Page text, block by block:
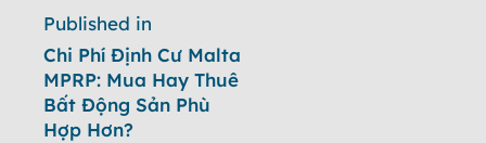
Published in
Chi Phí Định Cư Malta
MPRP: Mua Hay Thuê
Bất Động Sản Phù
Hợp Hơn?